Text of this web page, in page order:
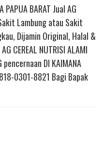
PAPUA BARAT Jual AG
Lambung atau Sakit
Dijamin Original, Halal &
CEREAL NUTRISI ALAMI
pencernaan DI KAIMANA
0301-8821 Bagi Bapak